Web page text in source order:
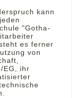
kann
"Gotha-
es ferner
von
EG, ihr